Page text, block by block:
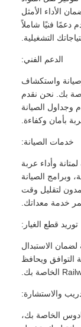
الأداء الأمثل
فنيًا شاملاً
التشغيلية.
الدعم الفني:
واستكشاف
بك. نحن نقدم
وجداول الصيانة
بأمان وكفاءة.
خدمات الصيانة:
لمتانة وأداء عربة
وبرامج الصيانة
لتقليل وقت
خدمة معداتك.
توريد قطع الغيار:
الاستبدال
التوافق ويحافظ
والاستشارة:
الخاصة بك،